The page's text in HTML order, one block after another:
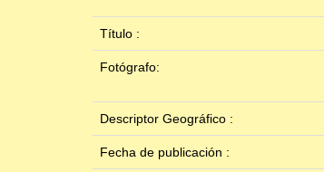
Título :
Fotógrafo:
Descriptor Geográfico :
Fecha de publicación :